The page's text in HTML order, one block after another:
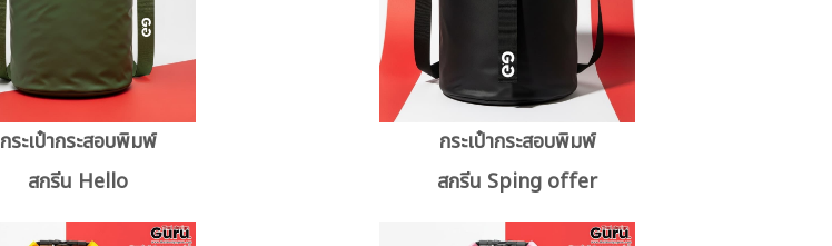
กระเป๋ากระสอบพิมพ์
สกรีน Hello
กระเป๋ากระสอบพิมพ์
สกรีน Sping offer